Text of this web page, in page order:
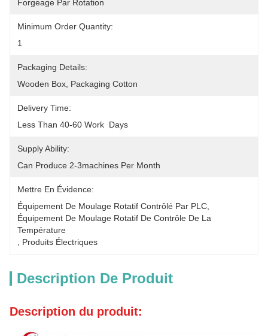
Forgeage Par Rotation
Minimum Order Quantity:
1
Packaging Details:
Wooden Box, Packaging Cotton
Delivery Time:
Less Than 40-60 Work  Days
Supply Ability:
Can Produce 2-3machines Per Month
Mettre En Évidence:
Équipement De Moulage Rotatif Contrôlé Par PLC
Équipement De Moulage Rotatif De Contrôle De La
Température
Produits Électriques
Description De Produit
Description du produit: